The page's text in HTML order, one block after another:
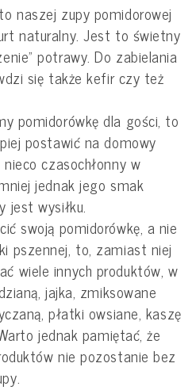
naszej zupy pomidorowej
naturalny. Jest to świetny
potrawy. Do zabielania
się także kefir czy też
pomidorówkę dla gości, to
postawić na domowy
czasochłonny w
jednak jego smak
jest wysiłku.
swoją pomidorówkę, a nie
pszennej, to, zamiast niej
wiele innych produktów, w
jajka, zmiksowane
płatki owsiane, kaszę
jednak pamiętać, że
nie pozostanie bez